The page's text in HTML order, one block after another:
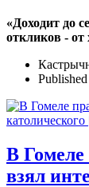
«Доходит до
откликов - от
В
взял